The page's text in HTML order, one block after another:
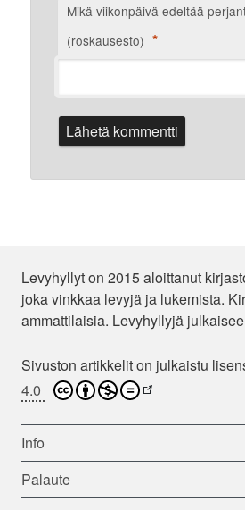
Mikä viikonpäivä edeltää
(roskausesto) *
Levyhyllyt on 2015 aloittanut
joka vinkkaa levyjä ja lukemista.
ammattilaisia. Levyhyllyjä
Sivuston artikkelit on julkaistu
4.0
Info
Palaute